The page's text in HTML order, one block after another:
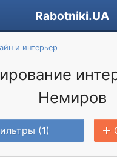
Rabotniki.UA
и интерьер
Немиров
(1)